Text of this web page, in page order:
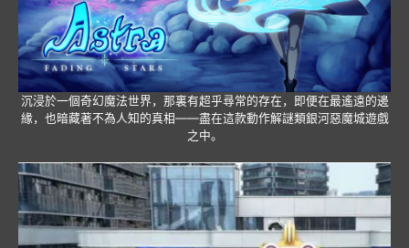
沉浸於一個奇幻魔法世界，那裏有超乎尋常的存在，即便在最遙遠的邊
緣，也暗藏著不為人知的真相——盡在這款動作解謎類銀河惡魔城遊戲
之中。